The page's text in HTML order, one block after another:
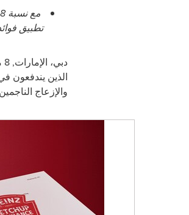
مع نسبة
تطبيق فوائد
دبي، الإمارات,8 مارس 2024, /PRNewswire/ --
الذين يندفعون
والإزعاج